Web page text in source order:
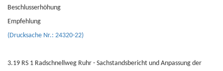
Beschlusserhöhung
Empfehlung
(Drucksache Nr.: 24320-22)
3.19 RS 1 Radschnellweg Ruhr - Sachstandsbericht und Anpassung der